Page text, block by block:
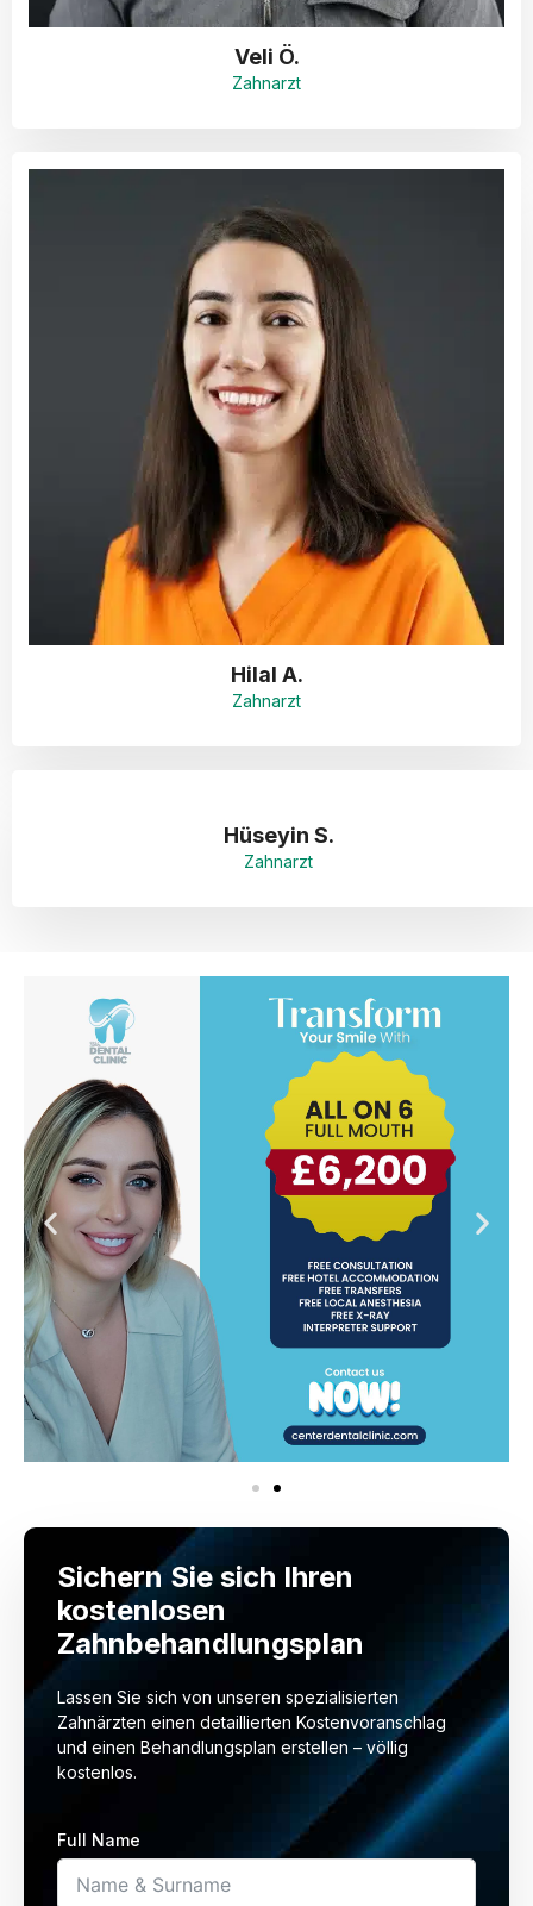
Veli Ö.
Zahnarzt
Hilal A.
Zahnarzt
Hüseyin S.
Zahnarzt
Sichern Sie sich Ihren
kostenlosen
Zahnbehandlungsplan
Lassen Sie sich von unseren spezialisierten
Zahnärzten einen detaillierten Kostenvoranschlag
und einen Behandlungsplan erstellen – völlig
kostenlos.
Full Name